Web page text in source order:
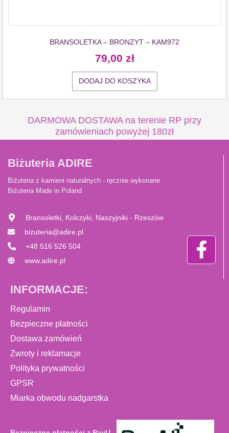
BRANSOLETKA – BRONZYT – KAM972
79,00 zł
DODAJ DO KOSZYKA
DARMOWA DOSTAWA na terenie RP przy
zamówieniach powyżej 180zł
Biżuteria ADIRE
Biżuteria z kamieni naturalnych - ręcznie wykonane
Biżuteria Made in Poland
Bransoletki, Kolczyki, Naszyjniki - Rzeszów
bizuteria@adire.pl
+48 516 526 504
www.adire.pl
INFORMACJE:
Regulamin
Bezpieczne płatności
Dostawa zamówień
Zwroty i reklamacje
Polityka prywatności
GPSR
Miarka obwodu nadgarstka